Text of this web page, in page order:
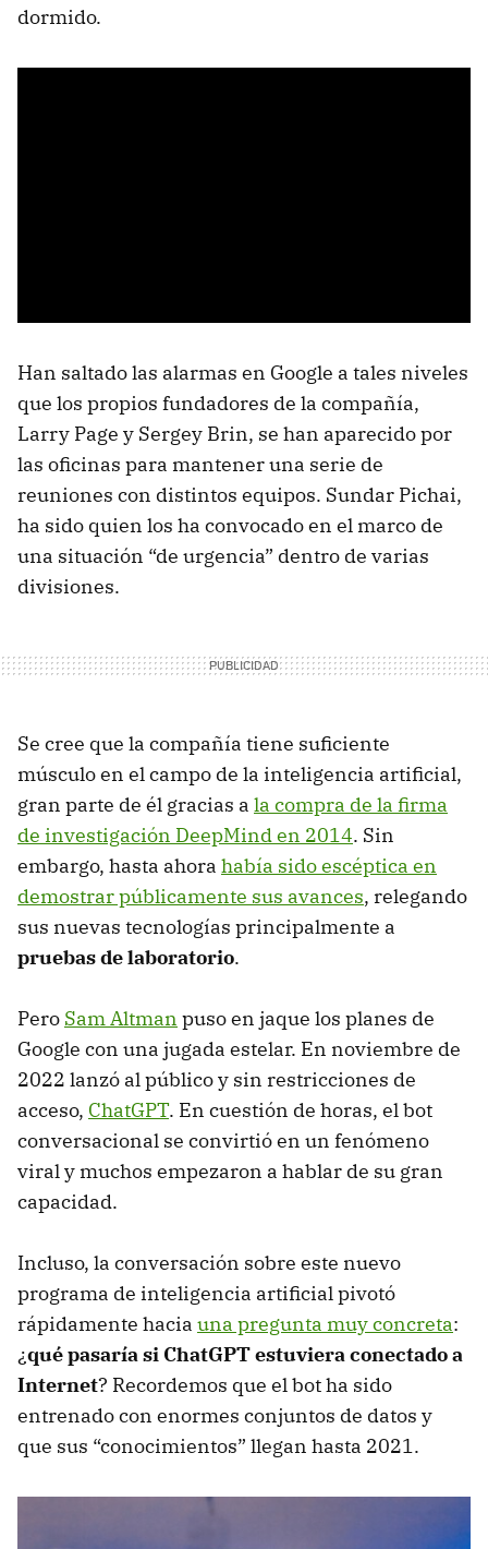
dormido.
Han saltado las alarmas en Google a tales niveles
que los propios fundadores de la compañía,
Larry Page y Sergey Brin, se han aparecido por
las oficinas para mantener una serie de
reuniones con distintos equipos. Sundar Pichai,
ha sido quien los ha convocado en el marco de
una situación “de urgencia” dentro de varias
divisiones.
Se cree que la compañía tiene suficiente
músculo en el campo de la inteligencia artificial,
gran parte de él gracias a la compra de la firma
de investigación DeepMind en 2014. Sin
embargo, hasta ahora había sido escéptica en
demostrar públicamente sus avances, relegando
sus nuevas tecnologías principalmente a
pruebas de laboratorio.
Pero Sam Altman puso en jaque los planes de
Google con una jugada estelar. En noviembre de
2022 lanzó al público y sin restricciones de
acceso, ChatGPT. En cuestión de horas, el bot
conversacional se convirtió en un fenómeno
viral y muchos empezaron a hablar de su gran
capacidad.
Incluso, la conversación sobre este nuevo
programa de inteligencia artificial pivotó
rápidamente hacia una pregunta muy concreta:
¿qué pasaría si ChatGPT estuviera conectado a
Internet? Recordemos que el bot ha sido
entrenado con enormes conjuntos de datos y
que sus “conocimientos” llegan hasta 2021.